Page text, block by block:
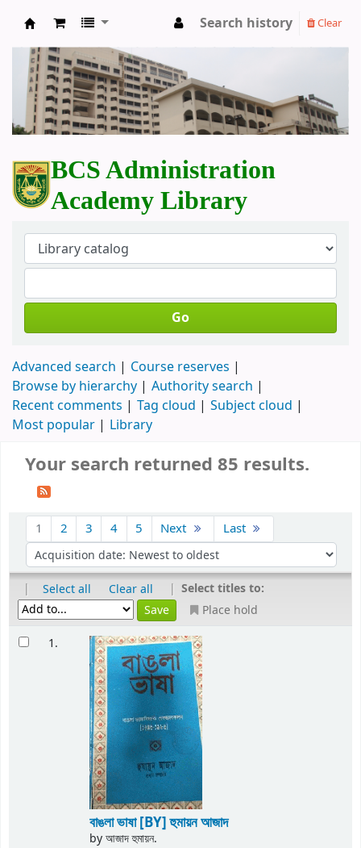
BCS Administration Academy Library
Search history Clear
BCS Administration
Academy Library
Go
Advanced search
Course reserves
Browse by hierarchy
Authority search
Recent comments
Tag cloud
Subject cloud
Most popular
Library
Your search returned 85 results.
1 2 3 4 5 Next Last
| Select all Clear all | Select titles to:
Place hold
1.
বাঙলা ভাষা[BY] হুমায়ন আজাদ
byআজাদ হুমায়ন.